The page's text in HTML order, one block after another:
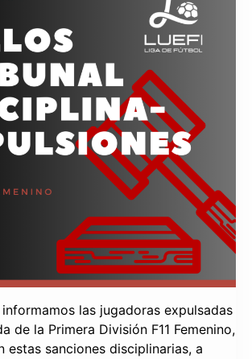
las jugadoras expulsadas
de la Primera División F11 Femenino,
estas sanciones disciplinarias, a